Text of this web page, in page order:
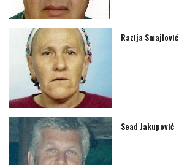
Razija Smajlović
Sead Jakupović